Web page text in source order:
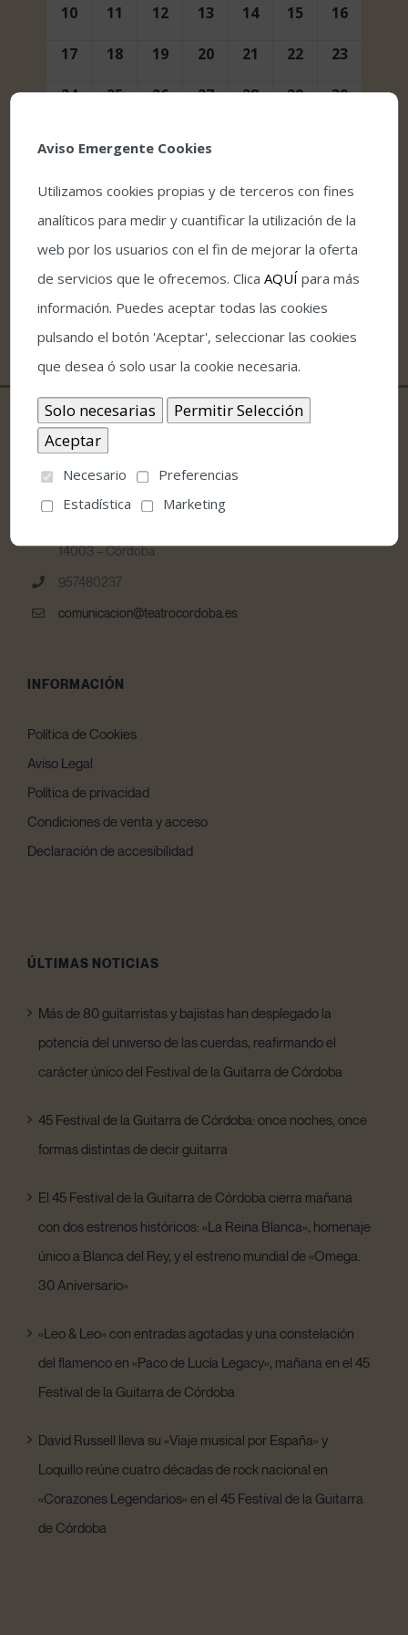
10 11 12 13 14 15 16
17 18 19 20 21 22 23
24 25 26 27 28 29 30
CONTACTO
14003 – Córdoba
957480237
comunicacion@teatrocordoba.es
INFORMACIÓN
Política de Cookies
Aviso Legal
Política de privacidad
Condiciones de venta y acceso
Declaración de accesibilidad
ÚLTIMAS NOTICIAS
Más de 80 guitarristas y bajistas han desplegado la
potencia del universo de las cuerdas, reafirmando el
carácter único del Festival de la Guitarra de Córdoba
45 Festival de la Guitarra de Córdoba: once noches, once
formas distintas de decir guitarra
El 45 Festival de la Guitarra de Córdoba cierra mañana
con dos estrenos históricos: «La Reina Blanca», homenaje
único a Blanca del Rey, y el estreno mundial de «Omega.
30 Aniversario»
«Leo & Leo» con entradas agotadas y una constelación
del flamenco en «Paco de Lucía Legacy», mañana en el 45
Festival de la Guitarra de Córdoba
David Russell lleva su «Viaje musical por España» y
Loquillo reúne cuatro décadas de rock nacional en
«Corazones Legendarios» en el 45 Festival de la Guitarra
de Córdoba
Aviso Emergente Cookies
Utilizamos cookies propias y de terceros con fines
analíticos para medir y cuantificar la utilización de la
web por los usuarios con el fin de mejorar la oferta
de servicios que le ofrecemos. ClicaAQUÍ para más
información. Puedes aceptar todas las cookies
pulsando el botón 'Aceptar', seleccionar las cookies
que desea ó solo usar la cookie necesaria.
Necesario
Preferencias
Estadística
Marketing